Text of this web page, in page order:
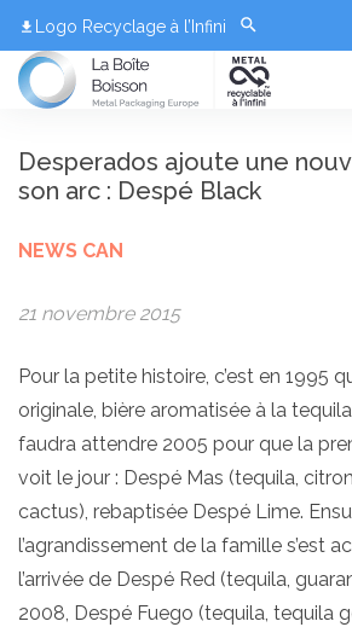
Logo Recyclage à l’Infini
Desperados ajoute une
son arc : Despé Black
NEWS CAN
21 novembre 2015
Pour la petite histoire, c’est en 1995
originale, bière aromatisée à la
faudra attendre 2005 pour que la
voit le jour : Despé Mas (tequila,
cactus), rebaptisée Despé Lime.
l’agrandissement de la famille s’est
l’arrivée de Despé Red (tequila,
2008, Despé Fuego (tequila, tequila